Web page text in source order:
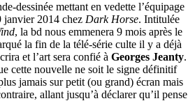
dessinée mettant en vedette l’équipage
janvier 2014 chez Dark Horse. Intitulée
, la bd nous emmenera 9 mois après le
la fin de la télé-série culte il y a déjà
et l’art sera confié à Georges Jeanty.
cette nouvelle ne soit le signe définitif
jamais sur petit (ou grand) écran mais
allant jusqu’à déclarer qu’il pense